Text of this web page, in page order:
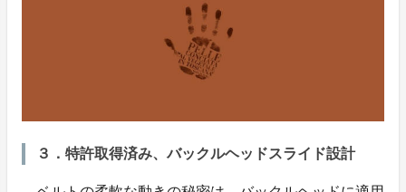
３．特許取得済み、バックルヘッドスライド設計